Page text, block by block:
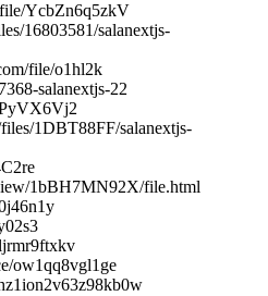
YcbZn6q5zkV
16803581/salanextjs-
file/o1hl2k
salanextjs-22
1DBT88FF/salanextjs-
1bBH7MN92X/file.html
ow1qq8vgl1ge